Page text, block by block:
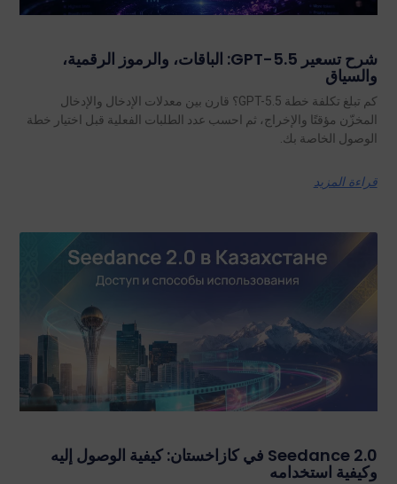
شرح تسعير GPT-5.5: الباقات، والرموز الرقمية،
والسياق
كم تبلغ تكلفة خطة GPT-5.5؟ قارن بين معدلات الإدخال والإدخال
المخزّن مؤقتًا والإخراج، ثم احسب عدد الطلبات الفعلية قبل اختيار خطة
الوصول الخاصة بك.
قراءة المزيد
Seedance 2.0 في كازاخستان: كيفية الوصول إليه
وكيفية استخدامه